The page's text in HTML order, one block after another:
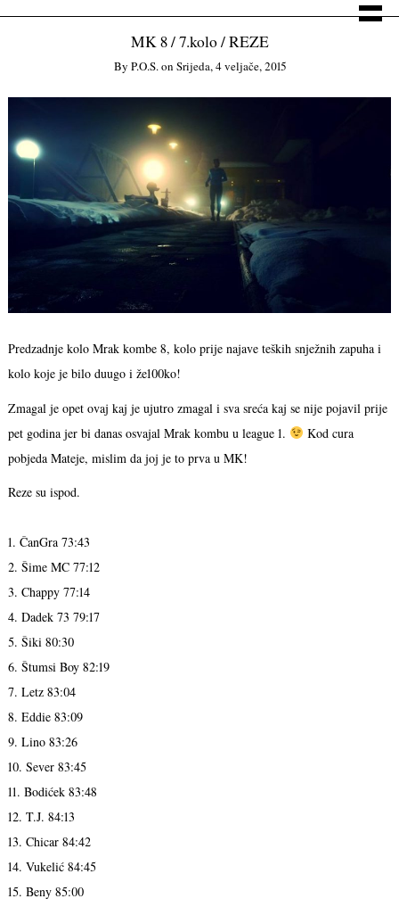
MK 8 / 7.kolo / REZE
By P.o.s.on Srijeda, 4 veljače, 2015
Predzadnje kolo Mrak kombe 8, kolo prije najave teških snježnih zapuha i
kolo koje je bilo duugo i že100ko!
Zmagal je opet ovaj kaj je ujutro zmagal i sva sreća kaj se nije pojavil prije
pet godina jer bi danas osvajal Mrak kombu u league 1.
Kod cura
pobjeda Mateje, mislim da joj je to prva u MK!
Reze su ispod.
1. ČanGra 73:43
2. Šime MC 77:12
3. Chappy 77:14
4. Dadek 73 79:17
5. Šiki 80:30
6. Štumsi Boy 82:19
7. Letz 83:04
8. Eddie 83:09
9. Lino 83:26
10. Sever 83:45
11. Bodićek 83:48
12. T.J. 84:13
13. Chicar 84:42
14. Vukelić 84:45
15. Beny 85:00